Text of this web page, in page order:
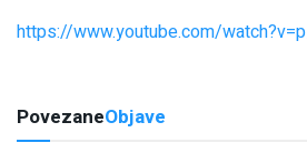
https://www.youtube.com/
PovezaneObjave